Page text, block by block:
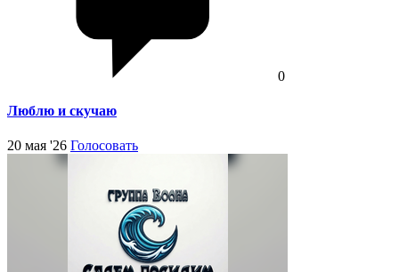
0
Люблю и скучаю
20 мая '26 Голосовать